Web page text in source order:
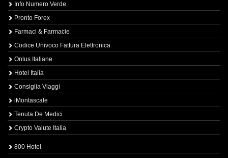
Info Numero Verde
Pronto Forex
Farmaci & Farmacie
Codice Univoco Fattura Elettronica
Onlus Italiane
Hotel Italia
Consiglia Viaggi
iMontascale
Tenuta De Medici
Crypto Valute Italia
800 Hotel